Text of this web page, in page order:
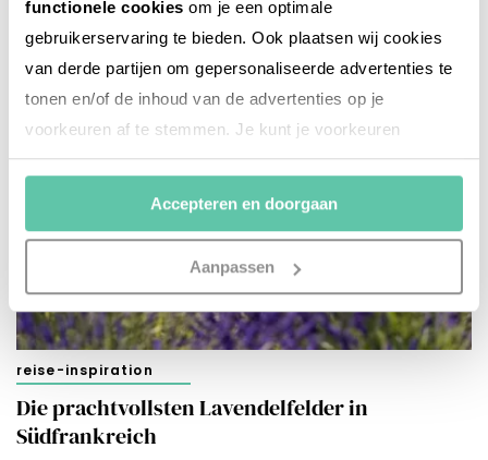
functionele cookies om je een optimale
gebruikerservaring te bieden. Ook plaatsen wij cookies
van derde partijen om gepersonaliseerde advertenties te
tonen en/of de inhoud van de advertenties op je
voorkeuren af te stemmen. Je kunt je voorkeuren
beheren via ‘Zelf instellen’. Klik je op ‘Accepteren en
Accepteren en doorgaan
Aanpassen
reise-inspiration
Die prachtvollsten Lavendelfelder in
Südfrankreich